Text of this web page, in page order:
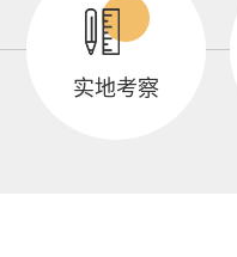
实地考察